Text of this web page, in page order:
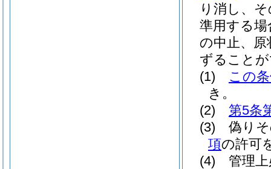
り消し、
準用する
の中止、
ずること
(1)
この
き。
(2)
第5条
(3)
偽り
項の許可
(4)
管理